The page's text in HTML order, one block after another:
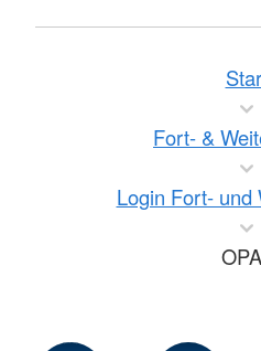
Fort- &
Login Fort- und